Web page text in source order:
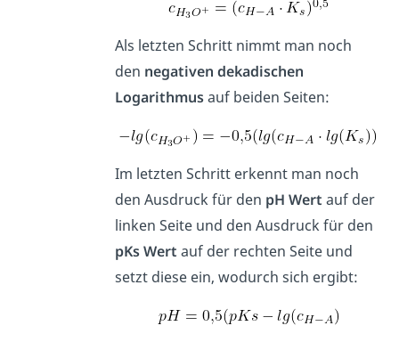
Als letzten Schritt nimmt man noch
den negativen dekadischen
Logarithmusauf beiden Seiten:
Im letzten Schritt erkennt man noch
den Ausdruck für den pH Wert auf der
linken Seite und den Ausdruck für den
pKs Wert auf der rechten Seite und
setzt diese ein, wodurch sich ergibt: